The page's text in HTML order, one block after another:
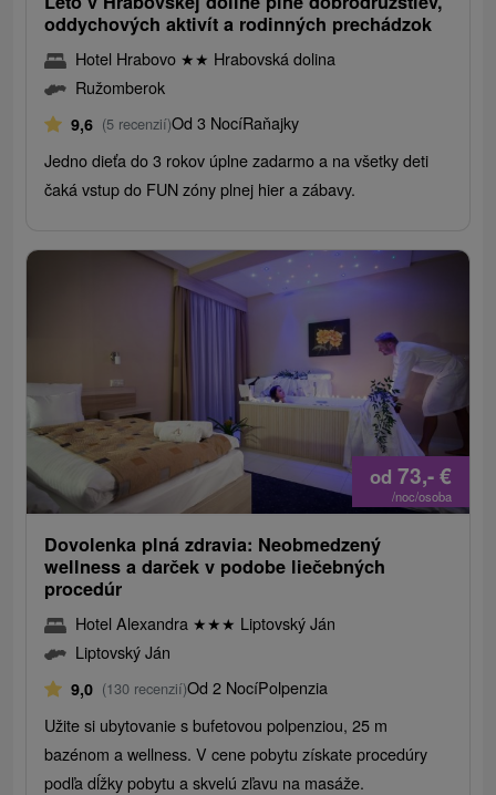
oddychových aktivít a rodinných prechádzok
Hotel Hrabovo ★★ Hrabovská dolina
Ružomberok
9,6 (5 recenzií)Od 3 NocíRaňajky
Jedno dieťa do 3 rokov úplne zadarmo a na všetky deti
čaká vstup do FUN zóny plnej hier a zábavy.
od 73,-€
/noc/osoba
Dovolenka plná zdravia: Neobmedzený
wellness a darček v podobe liečebných
procedúr
Hotel Alexandra ★★★ Liptovský Ján
Liptovský Ján
9,0 (130 recenzií)Od 2 NocíPolpenzia
Užite si ubytovanie s bufetovou polpenziou, 25 m
bazénom a wellness. V cene pobytu získate procedúry
podľa dĺžky pobytu a skvelú zľavu na masáže.